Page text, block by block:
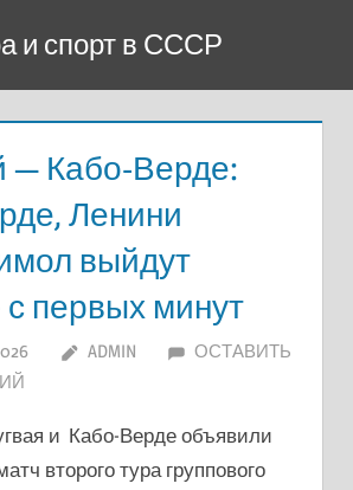
и спорт в СССР
— Кабо-Верде:
Ленини
выйдут
с первых минут
ADMIN
ОСТАВИТЬ
и Кабо-Верде объявили
второго тура группового